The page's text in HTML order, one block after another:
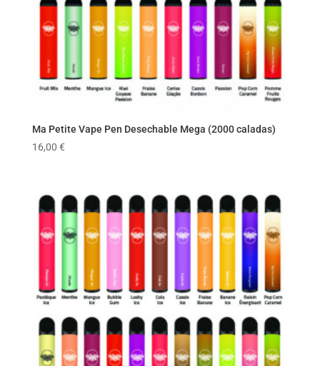
Ma Petite Vape Pen Desechable Mega (2000 caladas)
16,00 €